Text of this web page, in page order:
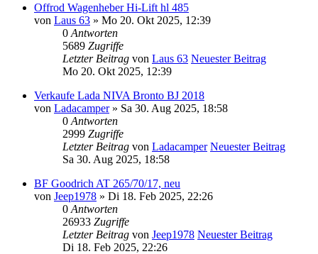
Offrod Wagenheber Hi-Lift hl 485
von Laus 63 » Mo 20. Okt 2025, 12:39
0 Antworten
5689 Zugriffe
Letzter Beitrag von Laus 63 Neuester Beitrag
Mo 20. Okt 2025, 12:39
Verkaufe Lada NIVA Bronto BJ 2018
von Ladacamper» Sa 30. Aug 2025, 18:58
0 Antworten
2999 Zugriffe
Letzter Beitrag von Ladacamper Neuester Beitrag
Sa 30. Aug 2025, 18:58
BF Goodrich AT 265/70/17, neu
von Jeep1978 » Di 18. Feb 2025, 22:26
0 Antworten
26933 Zugriffe
Letzter Beitrag von Jeep1978 Neuester Beitrag
Di 18. Feb 2025, 22:26